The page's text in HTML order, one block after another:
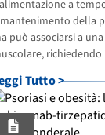
a
della
può associarsi a
Tutto >